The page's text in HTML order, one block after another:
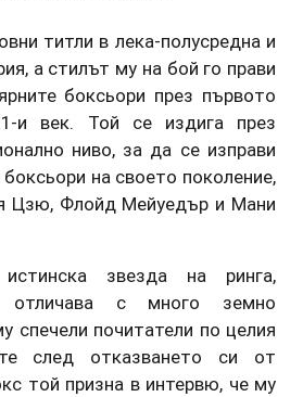
титли в лека-полусредна и
а стилът му на бой го прави
боксьори през първото
и век. Той се издига през
ниво, за да се изправи
на своето поколение,
Цзю, Флойд Мейуедър и Мани
звезда на ринга,
отличава с много земно
спечели почитатели по целия
след отказването си от
той призна в интервю, че му